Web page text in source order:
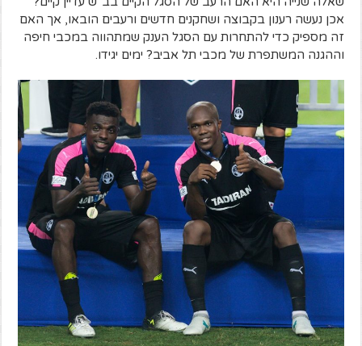
אכן נעשה רענון בקבוצה ושחקנים חדשים ורעבים הובאו, אך האם
זה מספיק כדי להתחרות עם הסגל הענק שמתהווה במכבי חיפה
וההגנה המשתפרת של מכבי תל אביב? ימים יגידו.